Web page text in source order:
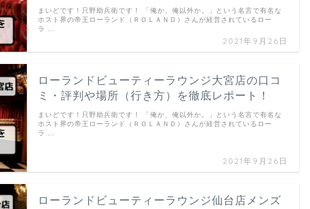
2021年9月26日
まいどです！只野助兵衛です！ 「俺か、俺以外か。」という名言で有名な
ホスト界の帝王ローランド（ＲＯＬＡＮＤ）さんが経営されているロー
ラ …
ローランドビューティーラウンジ大宮店の口コ
ミ・評判や場所（行き方）を徹底レポート！
2021年9月26日
まいどです！只野助兵衛です！ 「俺か、俺以外か。」という名言で有名な
ホスト界の帝王ローランド（ＲＯＬＡＮＤ）さんが経営されているロー
ラ …
ローランドビューティーラウンジ仙台店メンズ